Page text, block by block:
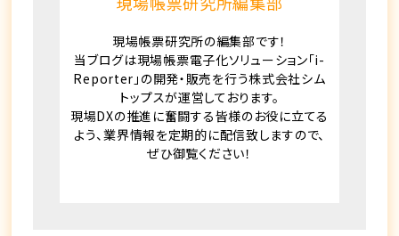
現場帳票研究所の編集部です！
当ブログは現場帳票電子化ソリューション「i-
Reporter」の開発・販売を行う株式会社シム
トップスが運営しております。
現場DXの推進に奮闘する皆様のお役に立てる
よう、業界情報を定期的に配信致しますので、
ぜひ御覧ください！